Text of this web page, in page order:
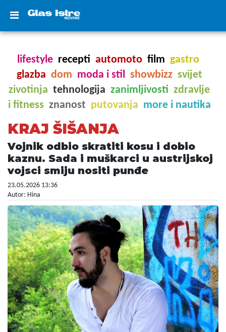
lifestyle recepti automoto film gastro
glazba dom moda i stil showbizz svijet
zivotinja tehnologija zanimljivosti zdravlje
i fitness znanost putovanja more i nautika
KRAJ ŠIŠANJA
Vojnik odbio skratiti kosu i dobio
kaznu. Sada i muškarci u austrijskoj
vojsci smiju nositi punđe
23.05.2026 13:36
Autor: Hina